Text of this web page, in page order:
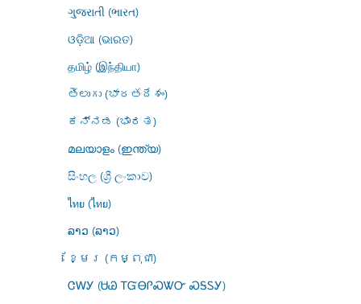
ગુજરાતી (ભારત)
ଓଡ଼ିଆ (ଭାରତ)
தமிழ் (இந்தியா)
తెలుగు (భారతదేశం)
ಕನ್ನಡ (ಭಾರತ)
മലയാളം (ഇന്ത്യ)
සිංහල (ශ්‍රී ලංකාව)
ไทย (ไทย)
ລາວ (ລາວ)
ខ្មែរ (កម្ពុជា)
ᏣᎳᎩ (ᏌᏊ ᎢᏳᎾᎵᏍᏔᏅ ᏍᎦᏚᎩ)